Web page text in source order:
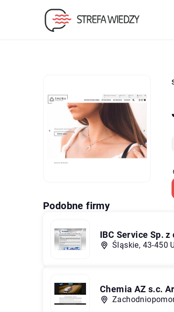
Podobne firmy
IBC Service Sp. z
Śląskie, 43-450
Chemia AZ s.c.